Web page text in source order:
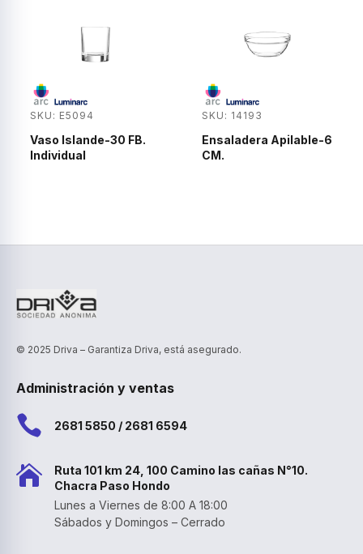
SKU: E5094
Vaso Islande-30 FB.
Individual
SKU: 14193
Ensaladera Apilable-6
CM.
© 2025 Driva – Garantiza Driva, está asegurado.
Administración y ventas
 2681 5850 / 2681 6594

Ruta 101 km 24, 100 Camino las cañas N°10.
Chacra Paso Hondo
Lunes a Viernes de 8:00 A 18:00
Sábados y Domingos – Cerrado